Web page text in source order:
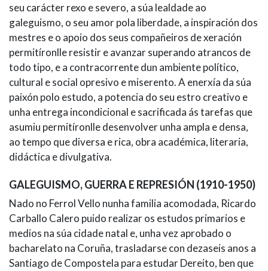
seu carácter rexo e severo, a súa lealdade ao
galeguismo, o seu amor pola liberdade, a inspiración dos
mestres e o apoio dos seus compañeiros de xeración
permitíronlle resistir e avanzar superando atrancos de
todo tipo, e a contracorrente dun ambiente político,
cultural e social opresivo e miserento. A enerxía da súa
paixón polo estudo, a potencia do seu estro creativo e
unha entrega incondicional e sacrificada ás tarefas que
asumiu permitíronlle desenvolver unha ampla e densa,
ao tempo que diversa e rica, obra académica, literaria,
didáctica e divulgativa.
GALEGUISMO, GUERRA E REPRESIÓN (1910-1950)
Nado no Ferrol Vello nunha familia acomodada, Ricardo
Carballo Calero puido realizar os estudos primarios e
medios na súa cidade natal e, unha vez aprobado o
bacharelato na Coruña, trasladarse con dezaseis anos a
Santiago de Compostela para estudar Dereito, ben que